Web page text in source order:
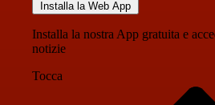
Installa la Web App
Installa la nostra App gratuita e
notizie
Tocca